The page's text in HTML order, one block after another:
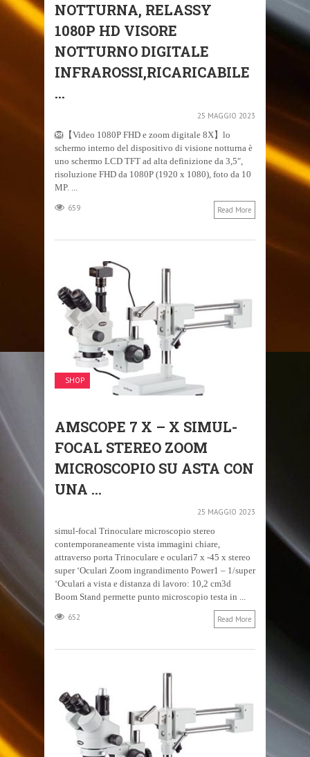
NOTTURNA, RELASSY
1080P HD VISORE
NOTTURNO DIGITALE
INFRAROSSI,RICARICABILE
...
25 MAGGIO 2023
🦁【Video 1080P FHD e zoom digitale 8X】lo
schermo interno del dispositivo di visione notturna è
uno schermo LCD TFT ad alta definizione da 3,5″,
risoluzione FHD da 1080P (1920 x 1080), foto da 10
MP. ...
659 Read More
SHOP
AMSCOPE 7 X – X SIMUL-
FOCAL STEREO ZOOM
MICROSCOPIO SU ASTA CON
UNA ...
25 MAGGIO 2023
simul-focal Trinoculare microscopio stereo
contemporaneamente vista immagini chiare,
attraverso porta Trinoculare e oculari7 x -45 x stereo
super ‘Oculari Zoom ingrandimento Power1 – 1/super
‘Oculari a vista e distanza di lavoro: 10,2 cm3d
Boom Stand permette punto microscopio testa in ...
652 Read More